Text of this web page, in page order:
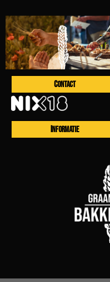
CONTACT
INFORMATIE